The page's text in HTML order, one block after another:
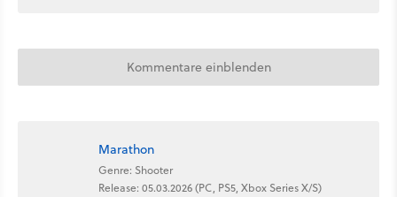
Kommentare einblenden
Marathon
Genre: Shooter
Release: 05.03.2026 (PC, PS5, Xbox Series X/S)